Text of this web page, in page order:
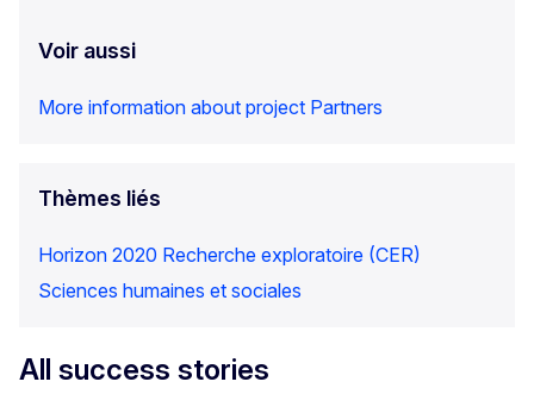
Voir aussi
More information about project Partners
Thèmes liés
Horizon 2020 Recherche exploratoire (CER)
Sciences humaines et sociales
All success stories